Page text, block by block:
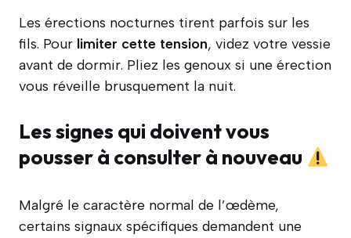
Les érections nocturnes tirent parfois sur les
fils. Pour limiter cette tension, videz votre vessie
avant de dormir. Pliez les genoux si une érection
vous réveille brusquement la nuit.
Les signes qui doivent vous
pousser à consulter à nouveau
Malgré le caractère normal de l’œdème,
certains signaux spécifiques demandent une